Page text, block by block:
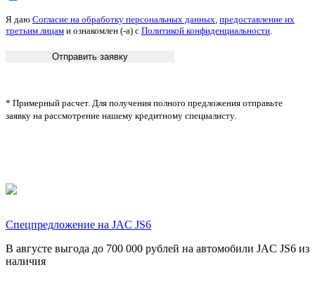
Я даю Согласие на обработку персональных данных предоставление их
третьим лицам и ознакомлен (-а) c Политикой конфиденциальности
* Примерный расчет. Для получения полного предложения отправьте
заявку на рассмотрение нашему кредитному специалисту.
Спецпредложение на JAC JS6
В августе выгода до 700 000 рублей на автомобили JAC JS6 из
наличия